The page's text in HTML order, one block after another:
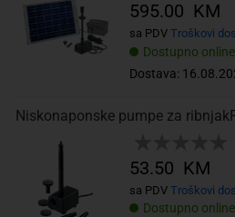
Dostupno
Dostava:
595.00 KM
sa PDV Troškovi
Niskonaponske pumpe za
Dostupno
53.50 KM
sa PDV Troškovi